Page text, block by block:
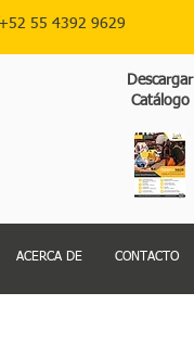
+52 55 4392 9629
Descargar
Catálogo
ACERCA DE CONTACTO